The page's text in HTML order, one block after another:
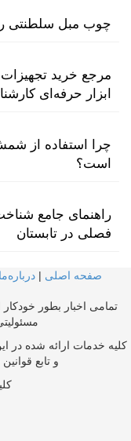
چوب مبل سلطنتی
مرجع خرید
ابزار حرفه‌ای
چرا استفاده از
است؟
راهنمای جامع
فصلی در تابستان
صفحه اصلی | درباره‌ما
تمامی اخبار بطور
کلیه خدمات ارائه شده در
و تابع